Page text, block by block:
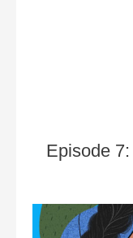
Episode